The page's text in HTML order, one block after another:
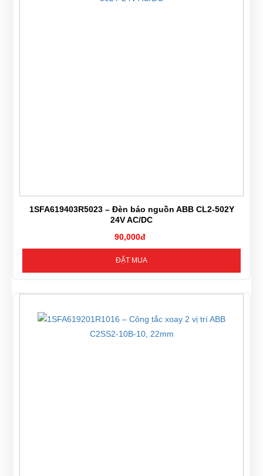
1SFA619403R5023 – Đèn báo nguồn ABB CL2-502Y
24V AC/DC
90,000đ
ĐẶT MUA